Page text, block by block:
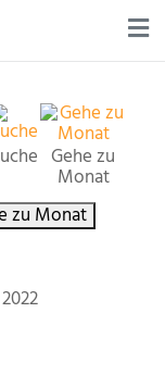
Gehe zu
Monat
zu Monat